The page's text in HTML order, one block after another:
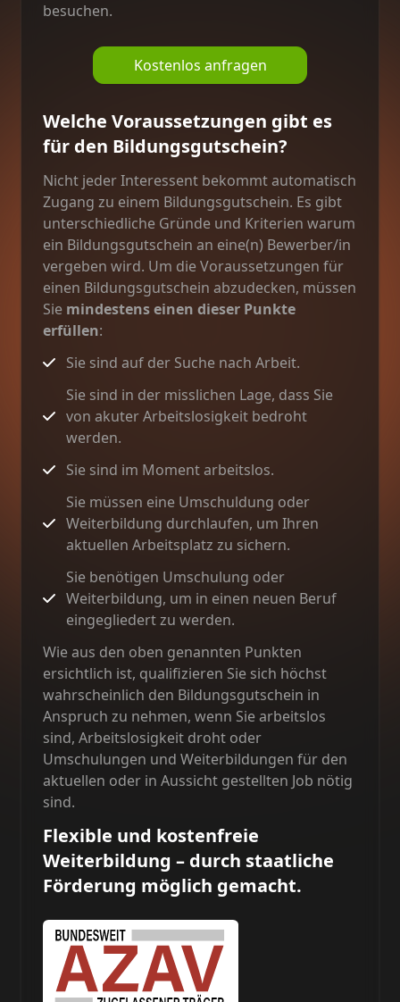
besuchen.
Kostenlos anfragen
Welche Voraussetzungen gibt es
für den Bildungsgutschein?
Nicht jeder Interessent bekommt automatisch
Zugang zu einem Bildungsgutschein. Es gibt
unterschiedliche Gründe und Kriterien warum
ein Bildungsgutschein an eine(n) Bewerber/in
vergeben wird. Um die Voraussetzungen für
einen Bildungsgutschein abzudecken, müssen
Sie mindestens einen dieser Punkte
erfüllen:
Sie sind auf der Suche nach Arbeit.
Sie sind in der misslichen Lage, dass Sie
von akuter Arbeitslosigkeit bedroht
werden.
Sie sind im Moment arbeitslos.
Sie müssen eine Umschuldung oder
Weiterbildung durchlaufen, um Ihren
aktuellen Arbeitsplatz zu sichern.
Sie benötigen Umschulung oder
Weiterbildung, um in einen neuen Beruf
eingegliedert zu werden.
Wie aus den oben genannten Punkten
ersichtlich ist, qualifizieren Sie sich höchst
wahrscheinlich den Bildungsgutschein in
Anspruch zu nehmen, wenn Sie arbeitslos
sind, Arbeitslosigkeit droht oder
Umschulungen und Weiterbildungen für den
aktuellen oder in Aussicht gestellten Job nötig
sind.
Flexible und kostenfreie
Weiterbildung – durch staatliche
Förderung möglich gemacht.